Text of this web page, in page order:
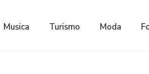
Musica Turismo Moda